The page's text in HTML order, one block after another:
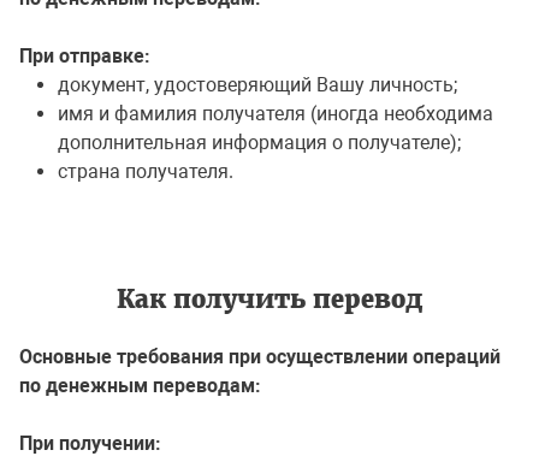
При отправке:
документ, удостоверяющий Вашу личность;
имя и фамилия получателя (иногда необходима
дополнительная информация о получателе);
страна получателя.
Как получить перевод
Основные требования при осуществлении операций
по денежным переводам:
При получении: